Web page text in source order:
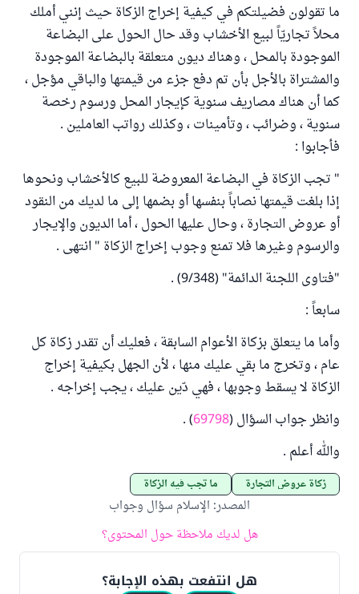
ما تقولون فضيلتكم في كيفية إخراج الزكاة‏‏ حيث إنني أملك
محلاً تجاريّاً لبيع الأخشاب وقد حال الحول على البضاعة
الموجودة بالمحل ، وهناك ديون متعلقة بالبضاعة الموجودة
والمشتراة بالأجل بأن تم دفع جزء من قيمتها والباقي مؤجل ،
كما أن هناك مصاريف سنوية كإيجار المحل ورسوم رخصة
سنوية ، وضرائب ، وتأمينات ، وكذلك رواتب العاملين ‏.‏
فأجابوا :
" تجب الزكاة في البضاعة المعروضة للبيع كالأخشاب ونحوها
إذا بلغت قيمتها نصاباً بنفسها أو بضمها إلى ما لديك من النقود
أو عروض التجارة ، وحال عليها الحول ، أما الديون والإيجار
والرسوم وغيرها فلا تمنع وجوب إخراج الزكاة " انتهى ‏.
"فتاوى اللجنة الدائمة" (9/348) .
سابعاً :
وأما ما يتعلق بزكاة الأعوام السابقة ، فعليك أن تقدر زكاة كل
عام ، وتخرج ما بقي عليك منها ، لأن الجهل بكيفية إخراج
الزكاة لا يسقط وجوبها ، فهي دّين عليك ، يجب إخراجه .
وانظر جواب السؤال (69798
) .
والله أعلم .
زكاة عروض التجارة ما تجب فيه الزكاة
المصدر: الإسلام سؤال وجواب
هل لديك ملاحظة حول المحتوى؟
هل انتفعت بهذه الإجابة؟